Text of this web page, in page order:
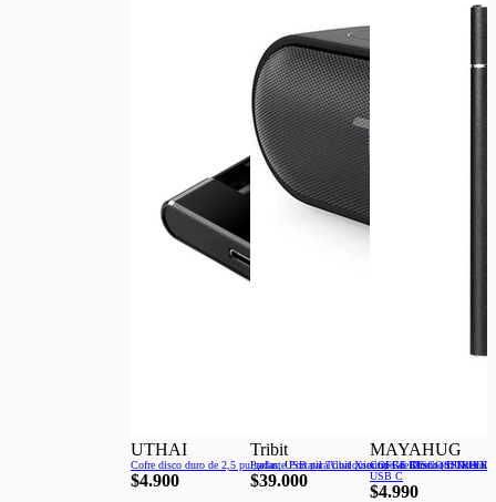
UTHAI
Cofre disco duro de 2,5 pulgadas, USB para Cualquier tipo de Disco (SSD/HDD)
$4.900
Tribit
Parlante Portatil Tribit Xsound Go Bluetooth Nuevo
$39.000
MAYAHUG
COFRE DISCO DURO EXTERNO DE META USB3.1 M.2 SATA SSD, CON PROTOCOLO NVME, TIPO
USB C
$4.990